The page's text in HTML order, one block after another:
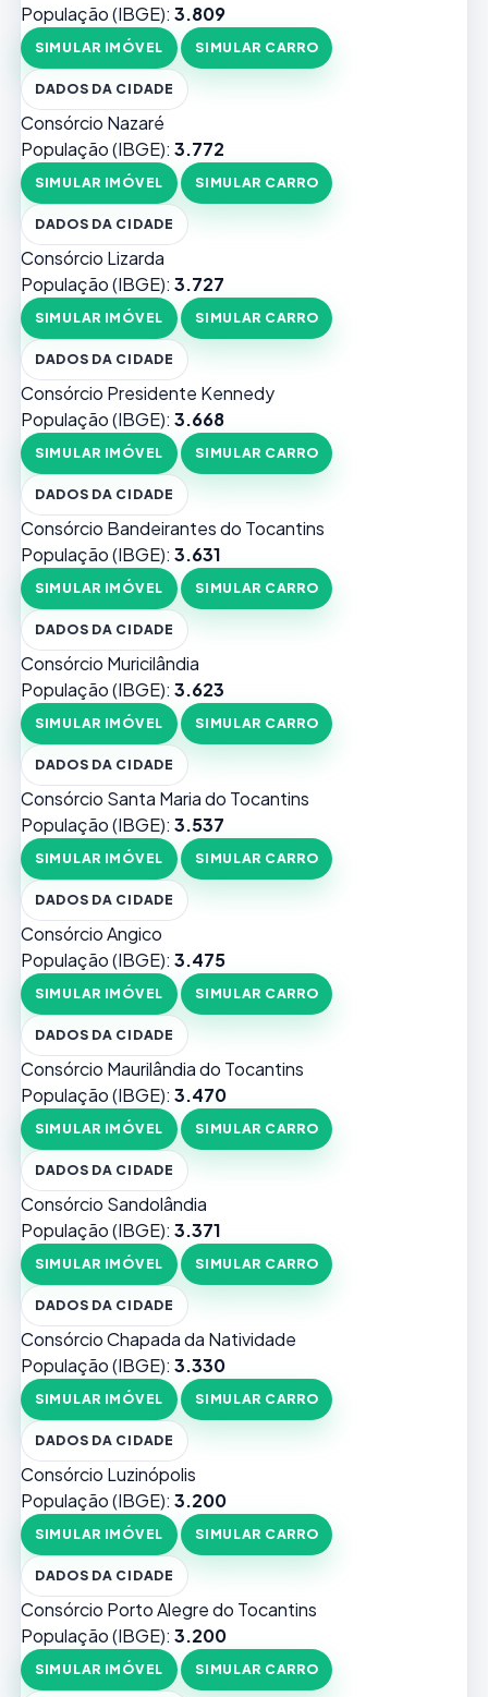
População (IBGE): 3.809
SIMULAR IMÓVEL SIMULAR CARRO
DADOS DA CIDADE
Consórcio Nazaré
População (IBGE): 3.772
SIMULAR IMÓVEL SIMULAR CARRO
DADOS DA CIDADE
Consórcio Lizarda
População (IBGE): 3.727
SIMULAR IMÓVEL SIMULAR CARRO
DADOS DA CIDADE
Consórcio Presidente Kennedy
População (IBGE): 3.668
SIMULAR IMÓVEL SIMULAR CARRO
DADOS DA CIDADE
Consórcio Bandeirantes do Tocantins
População (IBGE): 3.631
SIMULAR IMÓVEL SIMULAR CARRO
DADOS DA CIDADE
Consórcio Muricilândia
População (IBGE): 3.623
SIMULAR IMÓVEL SIMULAR CARRO
DADOS DA CIDADE
Consórcio Santa Maria do Tocantins
População (IBGE): 3.537
SIMULAR IMÓVEL SIMULAR CARRO
DADOS DA CIDADE
Consórcio Angico
População (IBGE): 3.475
SIMULAR IMÓVEL SIMULAR CARRO
DADOS DA CIDADE
Consórcio Maurilândia do Tocantins
População (IBGE): 3.470
SIMULAR IMÓVEL SIMULAR CARRO
DADOS DA CIDADE
Consórcio Sandolândia
População (IBGE): 3.371
SIMULAR IMÓVEL SIMULAR CARRO
DADOS DA CIDADE
Consórcio Chapada da Natividade
População (IBGE): 3.330
SIMULAR IMÓVEL SIMULAR CARRO
DADOS DA CIDADE
Consórcio Luzinópolis
População (IBGE): 3.200
SIMULAR IMÓVEL SIMULAR CARRO
DADOS DA CIDADE
Consórcio Porto Alegre do Tocantins
População (IBGE): 3.200
SIMULAR IMÓVEL SIMULAR CARRO